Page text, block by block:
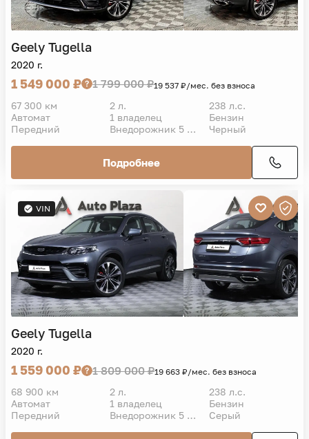
Geely Tugella
2020 г.
1 549 000 ₽ 1 799 000 ₽19 537 ₽/мес. без взноса
67 300 км 2 л.
238 л.с.
Автомат
1 владелец
Бензин
Передний
Внедорожник 5 дв. Черный
Подробнее
VIN
Geely Tugella
2020 г.
1 559 000 ₽ 1 809 000 ₽19 663 ₽/мес. без взноса
68 900 км 2 л.
238 л.с.
Автомат
1 владелец
Бензин
Передний
Внедорожник 5 дв. Серый